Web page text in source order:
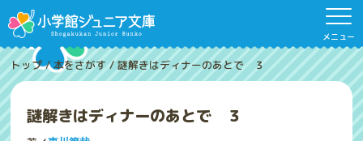
メニュー
トップ /本をさがす /謎解きはディナーのあとで ３
謎解きはディナーのあとで ３